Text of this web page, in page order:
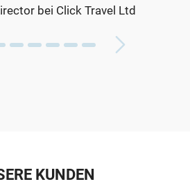
bei Click Travel Ltd
KUNDEN